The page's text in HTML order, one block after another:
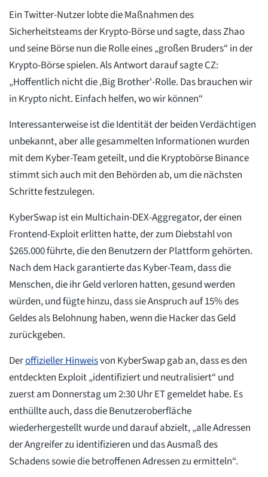
Ein Twitter-Nutzer lobte die Maßnahmen des
Sicherheitsteams der Krypto-Börse und sagte, dass Zhao
und seine Börse nun die Rolle eines „großen Bruders“ in der
Krypto-Börse spielen. Als Antwort darauf sagte CZ:
„Hoffentlich nicht die ‚Big Brother'-Rolle. Das brauchen wir
in Krypto nicht. Einfach helfen, wo wir können“
Interessanterweise ist die Identität der beiden Verdächtigen
unbekannt, aber alle gesammelten Informationen wurden
mit dem Kyber-Team geteilt, und die Kryptobörse Binance
stimmt sich auch mit den Behörden ab, um die nächsten
Schritte festzulegen.
KyberSwap ist ein Multichain-DEX-Aggregator, der einen
Frontend-Exploit erlitten hatte, der zum Diebstahl von
$265.000 führte, die den Benutzern der Plattform gehörten.
Nach dem Hack garantierte das Kyber-Team, dass die
Menschen, die ihr Geld verloren hatten, gesund werden
würden, und fügte hinzu, dass sie Anspruch auf 15% des
Geldes als Belohnung haben, wenn die Hacker das Geld
zurückgeben.
Deroffizieller Hinweisvon KyberSwap gab an, dass es den
entdeckten Exploit „identifiziert und neutralisiert“ und
zuerst am Donnerstag um 2:30 Uhr ET gemeldet habe. Es
enthüllte auch, dass die Benutzeroberfläche
wiederhergestellt wurde und darauf abzielt, „alle Adressen
der Angreifer zu identifizieren und das Ausmaß des
Schadens sowie die betroffenen Adressen zu ermitteln“.